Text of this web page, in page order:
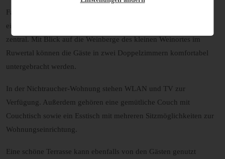
Familie Kreten bietet
eingerichtete Ferienwohnung an. Die Lage ist ruhig und dennoch
zentral. Mit Blick auf die Weinberge des kleinen Weinortes im
Ruwertal können die Gäste in zwei Doppelzimmern komfortabel
untergebracht werden.
In der Nichtraucher-Wohnung stehen WLAN und TV zur
Verfügung. Außerdem gehören eine gemütliche Couch mit
Couchtisch sowie ein Esstisch mit mehreren Sitzmöglichkeiten zur
Wohnungseinrichtung.
Eine schöne Terrasse kann ebenfalls von den Gästen genutzt